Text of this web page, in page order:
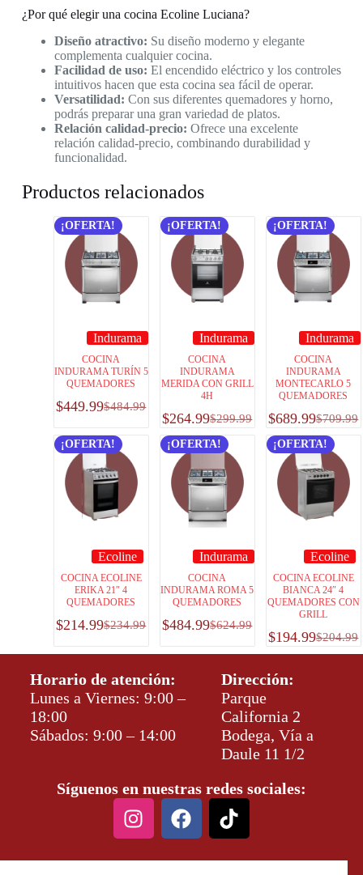
¿Por qué elegir una cocina Ecoline Luciana?
Diseño atractivo: Su diseño moderno y elegante
complementa cualquier cocina.
Facilidad de uso: El encendido eléctrico y los controles
intuitivos hacen que esta cocina sea fácil de operar.
Versatilidad: Con sus diferentes quemadores y horno,
podrás preparar una gran variedad de platos.
Relación calidad-precio: Ofrece una excelente
relación calidad-precio, combinando durabilidad y
funcionalidad.
Productos relacionados
¡OFERTA!
Indurama
COCINA
INDURAMA TURÍN 5
QUEMADORES
$484.99
$449.99
¡OFERTA!
Indurama
COCINA
INDURAMA
MERIDA CON GRILL
4H
$299.99
$264.99
¡OFERTA!
Indurama
COCINA
INDURAMA
MONTECARLO 5
QUEMADORES
$709.99
$689.99
¡OFERTA!
Ecoline
COCINA ECOLINE
ERIKA 21″ 4
QUEMADORES
$234.99
$214.99
¡OFERTA!
Indurama
COCINA
INDURAMA ROMA 5
QUEMADORES
$624.99
$484.99
¡OFERTA!
Ecoline
COCINA ECOLINE
BIANCA 24″ 4
QUEMADORES CON
GRILL
$204.99
$194.99
Horario de atención:
Lunes a Viernes: 9:00 –
18:00
Sábados: 9:00 – 14:00
Dirección:
Parque
California 2
Bodega, Vía a
Daule 11 1/2
Síguenos en nuestras redes sociales: